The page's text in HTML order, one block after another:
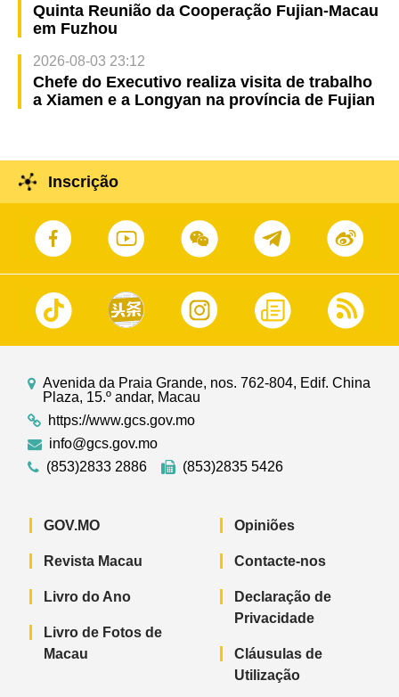
Quinta Reunião da Cooperação Fujian-Macau
em Fuzhou
2026-08-03 23:12
Chefe do Executivo realiza visita de trabalho
a Xiamen e a Longyan na província de Fujian
Inscrição
Avenida da Praia Grande, nos. 762-804, Edif. China
Plaza, 15.º andar, Macau
https://www.gcs.gov.mo
info@gcs.gov.mo
(853)2833 2886
(853)2835 5426
GOV.MO
Revista Macau
Livro do Ano
Livro de Fotos de
Macau
Opiniões
Contacte-nos
Declaração de
Privacidade
Cláusulas de
Utilização